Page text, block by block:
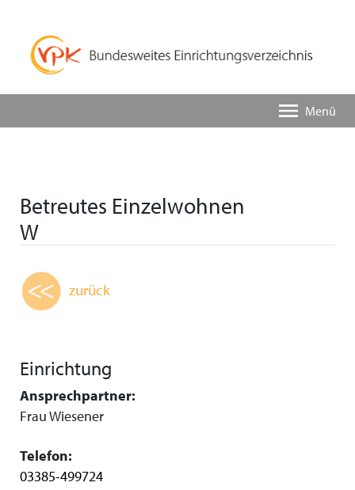
Menü
Betreutes Einzelwohnen
W
zurück
Einrichtung
Ansprechpartner:
Frau Wiesener
Telefon:
03385-499724